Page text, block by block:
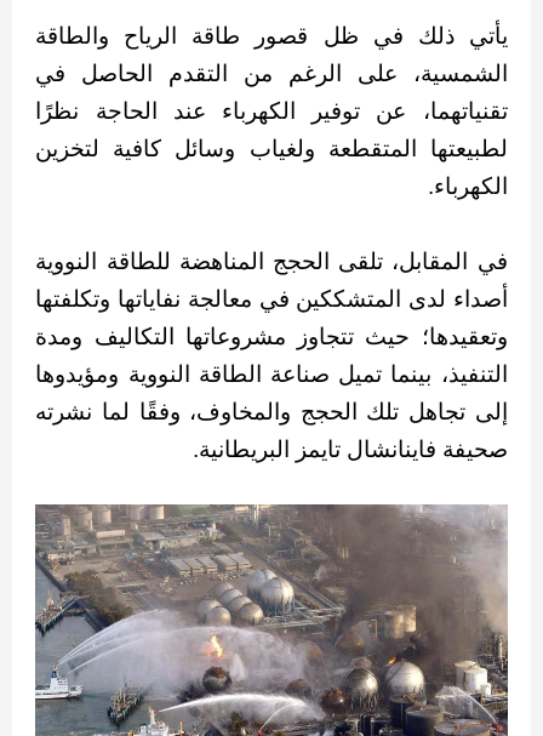
يأتي ذلك في ظل قصور طاقة الرياح والطاقة
الشمسية، على الرغم من التقدم الحاصل في
تقنياتهما، عن توفير الكهرباء عند الحاجة نظرًا
لطبيعتها المتقطعة ولغياب وسائل كافية لتخزين
الكهرباء.
في المقابل، تلقى الحجج المناهضة للطاقة النووية
أصداء لدى المتشككين في معالجة نفاياتها وتكلفتها
وتعقيدها؛ حيث تتجاوز مشروعاتها التكاليف ومدة
التنفيذ، بينما تميل صناعة الطاقة النووية ومؤيدوها
إلى تجاهل تلك الحجج والمخاوف، وفقًا لما نشرته
صحيفة فاينانشال تايمز البريطانية.